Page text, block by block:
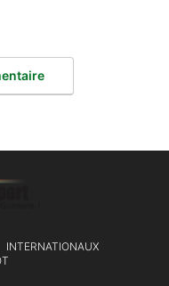
INTERNATIONAUX